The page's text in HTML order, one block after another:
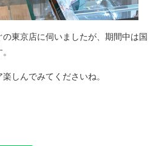
東京店に伺いましたが、期間中は国
しんでみてくださいね。